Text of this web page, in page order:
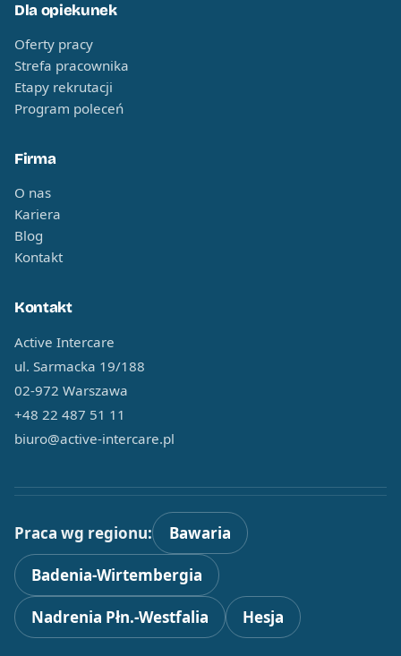
Dla opiekunek
Oferty pracy
Strefa pracownika
Etapy rekrutacji
Program poleceń
Firma
O nas
Kariera
Blog
Kontakt
Kontakt
Active Intercare
ul. Sarmacka 19/188
02-972 Warszawa
+48 22 487 51 11
biuro@active-intercare.pl
Praca wg regionu: Bawaria
Badenia-Wirtembergia
Nadrenia Płn.-Westfalia Hesja